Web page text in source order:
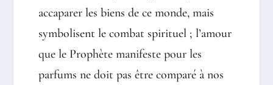
accaparer les biens de ce monde, mais
symbolisent le combat spirituel ; l’amour
que le Prophète manifeste pour les
parfums ne doit pas être comparé à nos